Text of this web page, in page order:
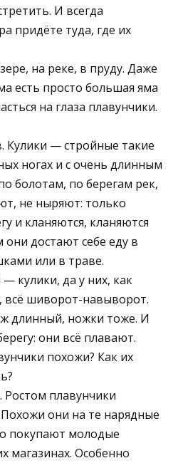
И всегда
придёте туда, где их
на реке, в пруду. Даже
есть просто большая яма
на глаза плавунчики.
Кулики — стройные такие
ногах и с очень длинным
болотам, по берегам рек,
не ныряют: только
и кланяются, кланяются
достают себе еду в
или в траве.
кулики, да у них, как
шиворот-навыворот.
длинный, ножки тоже. И
они всё плавают.
похожи? Как их
Ростом плавунчики
они на те нарядные
покупают молодые
магазинах. Особенно